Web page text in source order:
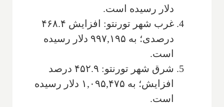
دلار رسیده است.
غرب شهر تورنتو: افزایش ۴۶۸.۴
درصدی؛ به ۹۹۷,۱۹۵ دلار رسیده
است.
شرق شهر تورنتو: ۴۵۲.۹ درصد
افزایش؛ به ۱,۰۹۵,۴۷۵ دلار رسیده
است.